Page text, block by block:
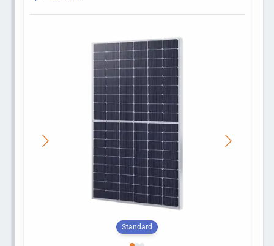
Standard